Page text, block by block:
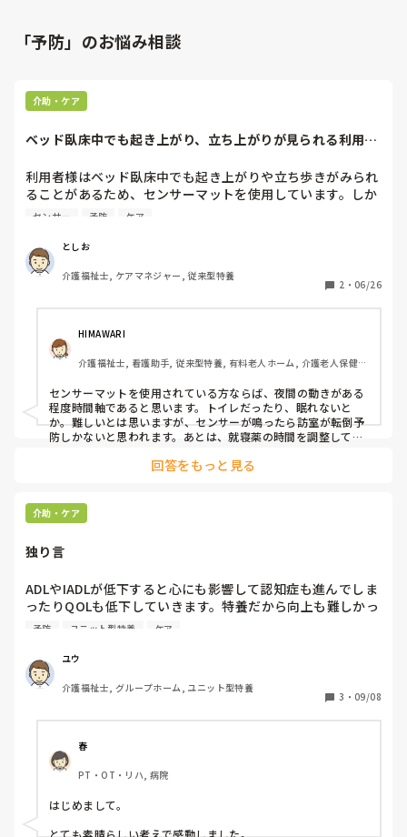
「予防」のお悩み相談
介助・ケア
ベッド臥床中でも起き上がり、立ち上がりが見られる利用者
利用者様はベッド臥床中でも起き上がりや立ち歩きがみられ
ることがあるため、センサーマットを使用しています。しか
し、夜間や職員が他の対応をしている際は、すぐに対応でき
様への効果的な見守り方法や、転倒予防のために工夫されて
いることがあれば教えていただきたいです。
センサー 予防 ケア
としお
介護福祉士, ケアマネジャー, 従来型特養
2 ・ 06/26
HIMAWARI
介護福祉士, 看護助手, 従来型特養, 有料老人ホーム, 介護老人保健施
院, 初任者研修, 実務者研修, ユニット型特養, 小規模多機能型居宅介
護
センサーマットを使用されている方ならば、夜間の動きがある
程度時間軸であると思います。トイレだったり、眠れないと
か。難しいとは思いますが、センサーが鳴ったら訪室が転倒予
防しかないと思われます。あとは、就寝薬の時間を調整して寝
回答をもっと見る
介助・ケア
独り言
ADLやIADLが低下すると心にも影響して認知症も進んでしま
ったりQOLも低下していきます。特養だから向上も難しかっ
たりしますし出来るだけ維持していける様にケアをしていき
予防 ユニット型特養 ケア
ユウ
介護福祉士, グループホーム, ユニット型特養
3 ・ 09/08
春
PT・OT・リハ, 病院
はじめまして。